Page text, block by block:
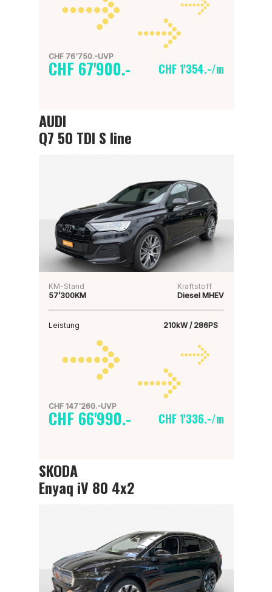
CHF 76'750.-UVP
CHF 67'900.- CHF 1'354.-/m
AUDI
Q7 50 TDI S line
KM-Stand
57’300KM
Kraftstoff
Diesel MHEV
Leistung 210kW / 286PS
CHF 147'260.-UVP
CHF 66'990.- CHF 1'336.-/m
SKODA
Enyaq iV 80 4x2